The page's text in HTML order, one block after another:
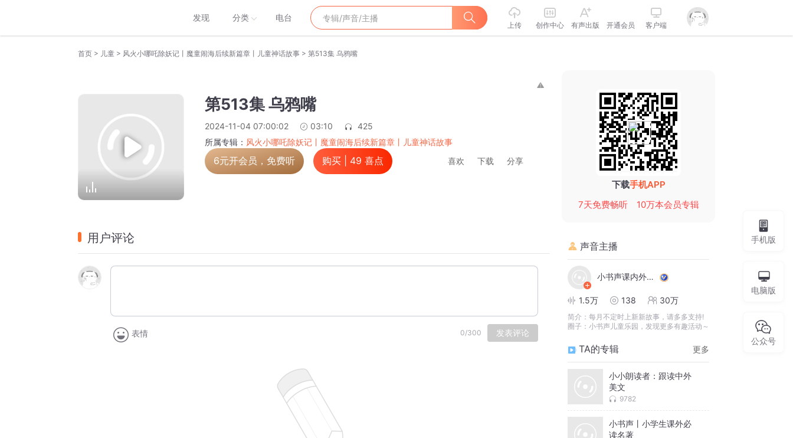
发现 分类 电台
上传 创作中心 有声出版 开通会员 客户端
首页 > 儿童 > 风火小哪吒除妖记丨魔童闹海后续新篇章丨儿童神话故事 > 第513集 乌鸦嘴
第513集 乌鸦嘴
2024-11-04 07:00:02 03:10
425
所属专辑： 风火小哪吒除妖记丨魔童闹海后续新篇章丨儿童神话故事
6元开会员，免费听 购买 | 49 喜点 喜欢 下载 分享
用户评论
表情 0/300 发表评论
下载手机APP
7天免费畅听
10万本会员专辑
声音主播
小书声课内外必读故事
1.5万 138 30万
简介： 每月不定时上新新故事，请多多支持!
圈子：小书声儿童乐园，发现更多有趣活动～
TA的专辑 更多
小小朗读者：跟读中外
美文
9782
小书声丨小学生课外必
读名著
手机版
电脑版
公众号